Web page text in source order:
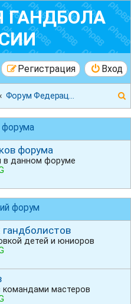
ГАНДБОЛА
Вход
Регистрация
форума
форума
в данном форуме
форум
детей и юниоров
командами мастеров